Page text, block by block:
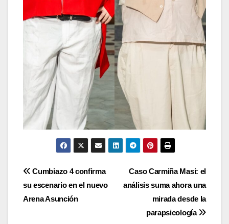
Navegación
de
Caso Carmiña Masi: el
análisis suma ahora una
mirada desde la
parapsicología
Cumbiazo 4 confirma
su escenario en el nuevo
Arena Asunción